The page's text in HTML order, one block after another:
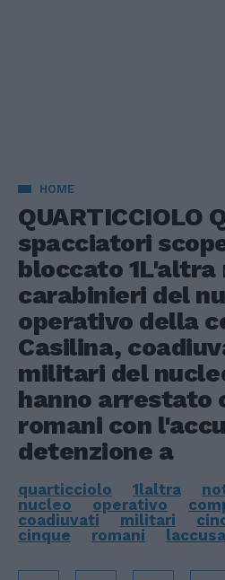
HOME
QUARTICCIOLO
spacciatori
bloccato 1L'altra
carabinieri del
operativo della
Casilina,
militari del
hanno arrestato
romani con
detenzione a
quarticciolo 1laltra
nucleo
operativo
coadiuvati
militari
cinque
romani laccusa